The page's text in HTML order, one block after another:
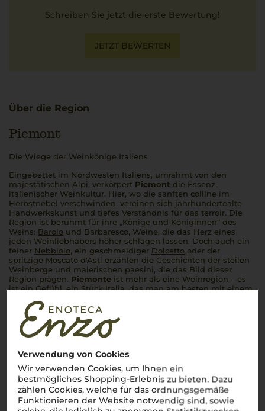
Verwendung von Cookies
Wir verwenden Cookies, um Ihnen ein
bestmögliches Shopping-Erlebnis zu bieten. Dazu
zählen Cookies, welche für das ordnungsgemäße
Funktionieren der Website notwendig sind, sowie
Schreiben Sie jetzt die erste Bewertung!
JETZT BEWERTEN
Über die Region
Piemont
Die Wiege der Weinkönige Italiens
Eingebettet im Nordwesten Italiens, umrahmt von den
majestätischen Alpi, verkörpert Piemont die Essenz
italienischer Weinkultur. Hier, wo die sanften colline im
Herbstnebel verschwinden, vereinen sich jahrhundertealte
Handwerkskunst und tiefes Verständnis für das terroir. Die
Region ist berühmt für ihre „Könige und Königinnen“ des
Weins: Barolo und Barbaresco, Weine, die das Herz eines
jeden Weinliebhabers höher schlagen lassen. Doch auch ein
feiner Nebbiolo, ein geschmeidiger Dolcetto oder der
spritzige Moscato d'Asti erzählen die Geschichten der steilen
Weinberge und malerischen paesini, die das Bild dieser
Region prägen. Piemonte ist mehr als eine Weinregion – es
ist ein Gefühl, ein StückItalia, das man am besten mit einem
pure Lebensgefühl des
Mehr Weine aus Piemont